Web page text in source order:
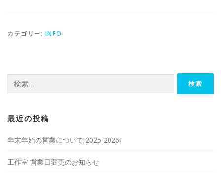
カテゴリー: INFO
索:
最近の投稿
年末年始の営業について[2025-2026]
工作室 営業日変更のお知らせ